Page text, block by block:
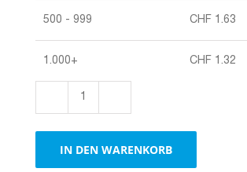
500 - 999 CHF 1.63
1.000+ CHF 1.32
braun
IN DEN WARENKORB